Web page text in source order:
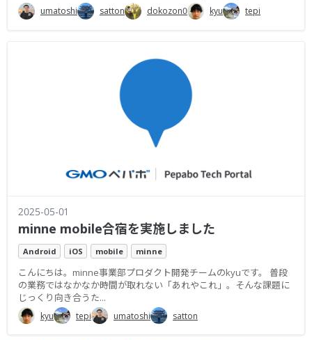
umatoshi satton dokozon0 kyu tepi
2025-05-01
minne mobile合宿を実施しました
Android iOS mobile minne
こんにちは。minne事業部プロダクト開発チームのkyuです。 普段
の業務ではなかなか時間が取れない「あれやこれ」。そんな課題に
じっくり向き合うた...
kyu tepi umatoshi satton